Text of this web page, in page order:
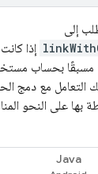
إلى
إذا
مسبقًا بحساب
التعامل مع دمج
بها على النحو
Java